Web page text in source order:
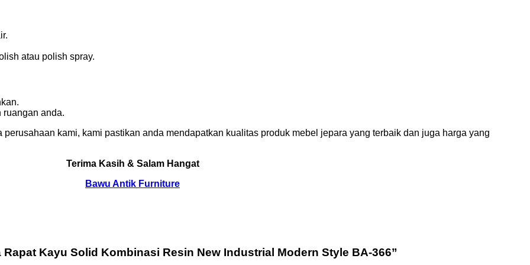
atau polish spray.
anda.
kami, kami pastikan anda mendapatkan kualitas produk mebel jepara yang terbaik dan juga harga yang
Terima Kasih & Salam Hangat
Bawu Antik Furniture
Kayu Solid Kombinasi Resin New Industrial Modern Style BA-366”